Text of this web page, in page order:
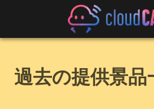
過去の提供景品